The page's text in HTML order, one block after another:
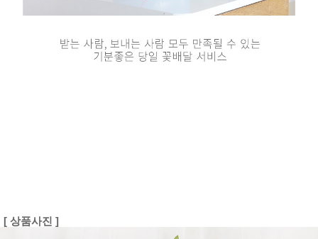
[ 상품사진 ]